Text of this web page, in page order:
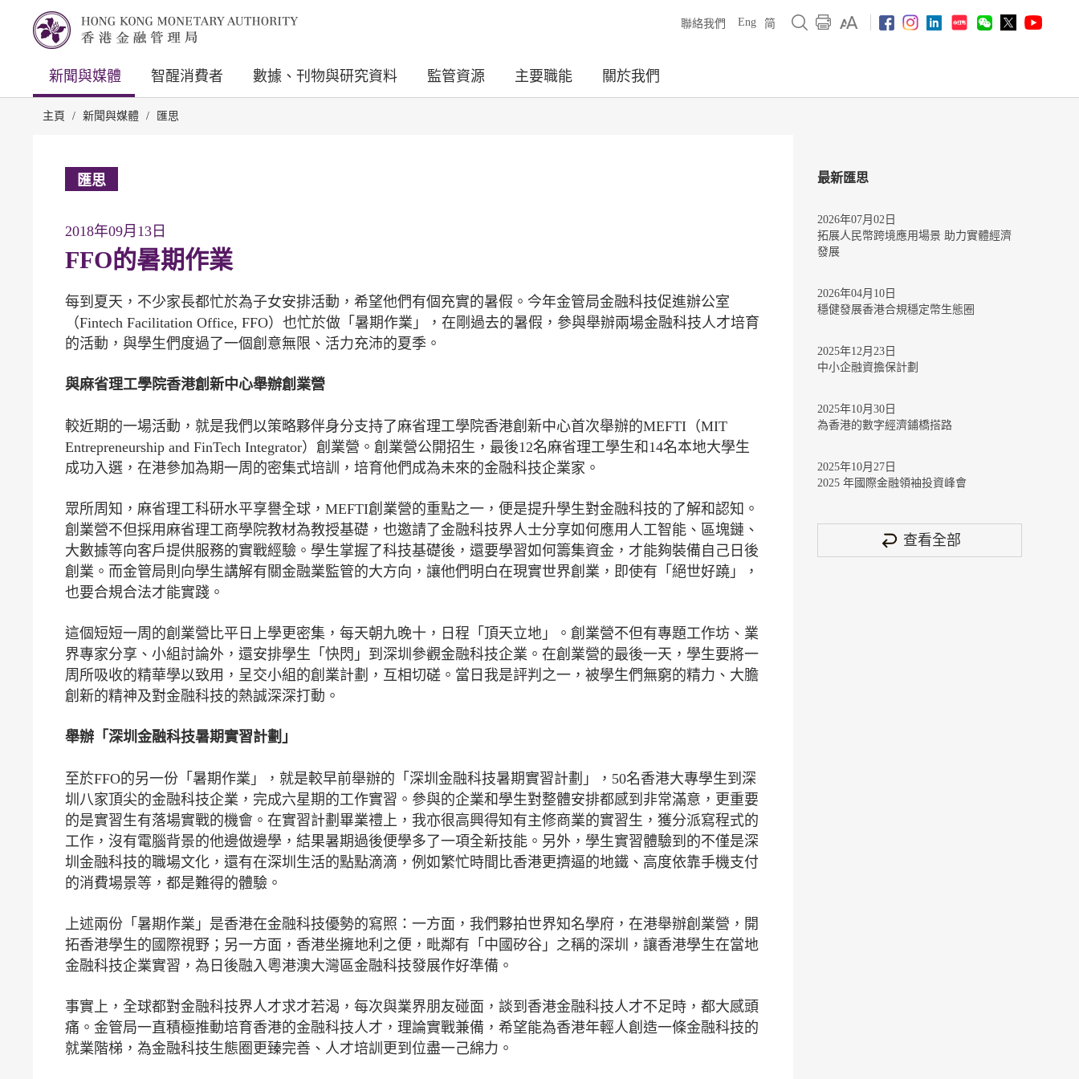
聯絡我們 Eng 简
新聞與媒體 智醒消費者 數據、刊物與研究資料 監管資源 主要職能 關於我們
主頁 / 新聞與媒體 / 匯思
匯思
2018年09月13日
FFO的暑期作業
每到夏天，不少家長都忙於為子女安排活動，希望他們有個充實的暑假。今年金管局金融科技促進辦公室
（Fintech Facilitation Office, FFO）也忙於做「暑期作業」，在剛過去的暑假，參與舉辦兩場金融科技人才培育
的活動，與學生們度過了一個創意無限、活力充沛的夏季。
與麻省理工學院香港創新中心舉辦創業營
較近期的一場活動，就是我們以策略夥伴身分支持了麻省理工學院香港創新中心首次舉辦的MEFTI（MIT
Entrepreneurship and FinTech Integrator）創業營。創業營公開招生，最後12名麻省理工學生和14名本地大學生
成功入選，在港參加為期一周的密集式培訓，培育他們成為未來的金融科技企業家。
眾所周知，麻省理工科研水平享譽全球，MEFTI創業營的重點之一，便是提升學生對金融科技的了解和認知。
創業營不但採用麻省理工商學院教材為教授基礎，也邀請了金融科技界人士分享如何應用人工智能、區塊鏈、
大數據等向客戶提供服務的實戰經驗。學生掌握了科技基礎後，還要學習如何籌集資金，才能夠裝備自己日後
創業。而金管局則向學生講解有關金融業監管的大方向，讓他們明白在現實世界創業，即使有「絕世好蹺」，
也要合規合法才能實踐。
這個短短一周的創業營比平日上學更密集，每天朝九晚十，日程「頂天立地」。創業營不但有專題工作坊、業
界專家分享、小組討論外，還安排學生「快閃」到深圳參觀金融科技企業。在創業營的最後一天，學生要將一
周所吸收的精華學以致用，呈交小組的創業計劃，互相切磋。當日我是評判之一，被學生們無窮的精力、大膽
創新的精神及對金融科技的熱誠深深打動。
舉辦「深圳金融科技暑期實習計劃」
至於FFO的另一份「暑期作業」，就是較早前舉辦的「深圳金融科技暑期實習計劃」，50名香港大專學生到深
圳八家頂尖的金融科技企業，完成六星期的工作實習。參與的企業和學生對整體安排都感到非常滿意，更重要
的是實習生有落場實戰的機會。在實習計劃畢業禮上，我亦很高興得知有主修商業的實習生，獲分派寫程式的
工作，沒有電腦背景的他邊做邊學，結果暑期過後便學多了一項全新技能。另外，學生實習體驗到的不僅是深
圳金融科技的職場文化，還有在深圳生活的點點滴滴，例如繁忙時間比香港更擠逼的地鐵、高度依靠手機支付
的消費場景等，都是難得的體驗。
上述兩份「暑期作業」是香港在金融科技優勢的寫照：一方面，我們夥拍世界知名學府，在港舉辦創業營，開
拓香港學生的國際視野；另一方面，香港坐擁地利之便，毗鄰有「中國矽谷」之稱的深圳，讓香港學生在當地
金融科技企業實習，為日後融入粵港澳大灣區金融科技發展作好準備。
事實上，全球都對金融科技界人才求才若渴，每次與業界朋友碰面，談到香港金融科技人才不足時，都大感頭
痛。金管局一直積極推動培育香港的金融科技人才，理論實戰兼備，希望能為香港年輕人創造一條金融科技的
就業階梯，為金融科技生態圈更臻完善、人才培訓更到位盡一己綿力。
最新匯思
2026年07月02日
拓展人民幣跨境應用場景 助力實體經濟
發展
2026年04月10日
穩健發展香港合規穩定幣生態圈
2025年12月23日
中小企融資擔保計劃
2025年10月30日
為香港的數字經濟鋪橋搭路
2025年10月27日
2025 年國際金融領袖投資峰會
查看全部